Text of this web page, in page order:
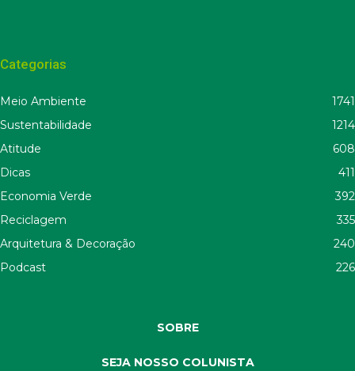
Categorias
Meio Ambiente
1741
Sustentabilidade
1214
Atitude
608
Dicas
411
Economia Verde
392
Reciclagem
335
Arquitetura & Decoração
240
Podcast
226
SOBRE
SEJA NOSSO COLUNISTA